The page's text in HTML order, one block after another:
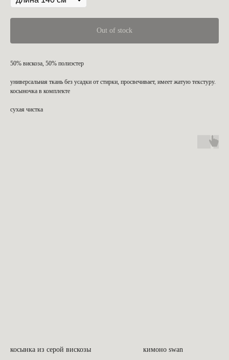
Out of stock
50% вискоза, 50% полиэстер
универсальная ткань без усадки от стирки, просвечивает, имеет жатую текстуру.
косыночка в комплекте
сухая чистка
косынка из серой вискозы кимоно swan